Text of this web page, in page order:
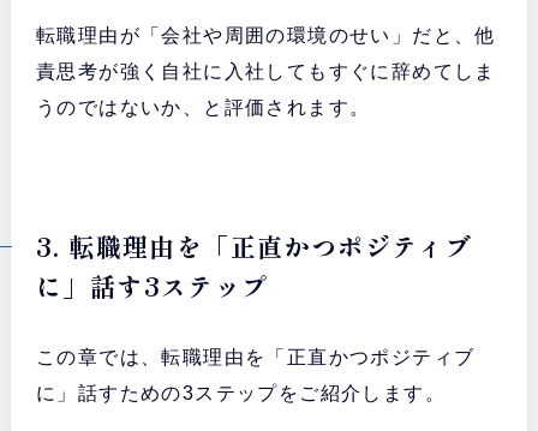
転職理由が「会社や周囲の環境のせい」だと、他
責思考が強く自社に入社してもすぐに辞めてしま
うのではないか、と評価されます。
3. 転職理由を「正直かつポジティブ
に」話す3ステップ
この章では、転職理由を「正直かつポジティブ
に」話すための3ステップをご紹介します。